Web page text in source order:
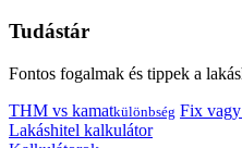
Tudástár
Fontos fogalmak és tippek a
THM vs kamatkülönbség Fix
Lakáshitel kalkulátor